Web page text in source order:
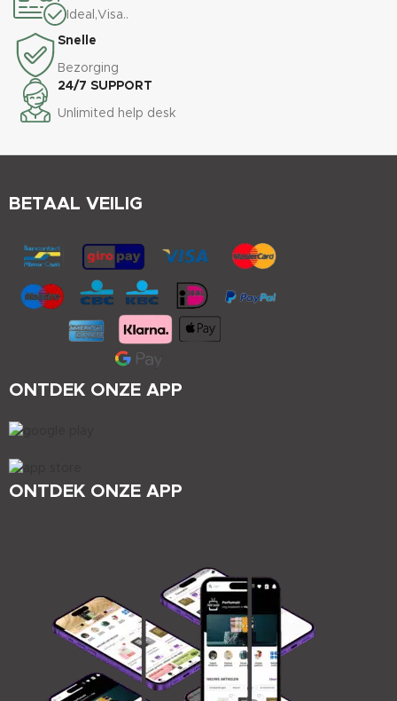
Ideal,Visa..
Snelle
Bezorging
24/7 SUPPORT
Unlimited help desk
ONTDEK ONZE APP
ONTDEK ONZE APP
BETAAL VEILIG